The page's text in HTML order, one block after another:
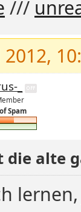
///
_
Spam
die alte